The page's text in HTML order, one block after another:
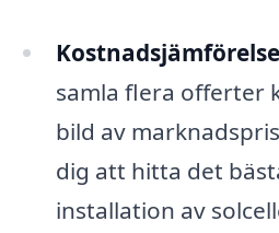
samla flera offerter
bild av
dig att hitta det
installation av